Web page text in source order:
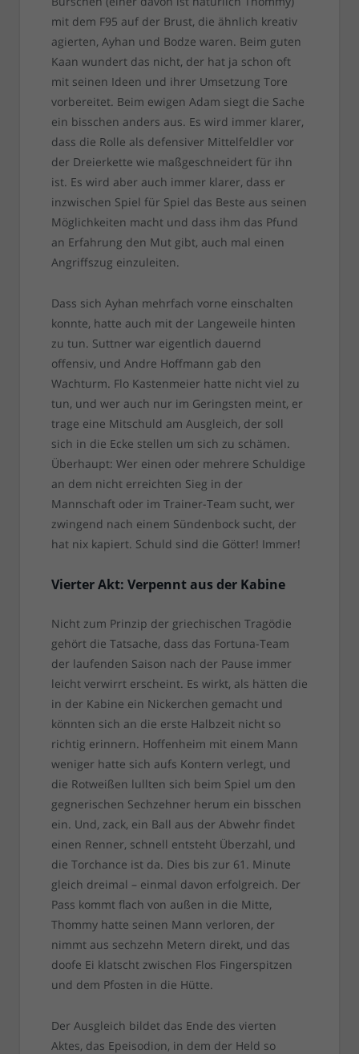
mit dem F95 auf der Brust, die ähnlich kreativ
agierten, Ayhan und Bodze waren. Beim guten
Kaan wundert das nicht, der hat ja schon oft
mit seinen Ideen und ihrer Umsetzung Tore
vorbereitet. Beim ewigen Adam siegt die Sache
ein bisschen anders aus. Es wird immer klarer,
dass die Rolle als defensiver Mittelfeldler vor
der Dreierkette wie maßgeschneidert für ihn
ist. Es wird aber auch immer klarer, dass er
inzwischen Spiel für Spiel das Beste aus seinen
Möglichkeiten macht und dass ihm das Pfund
an Erfahrung den Mut gibt, auch mal einen
Angriffszug einzuleiten.
Dass sich Ayhan mehrfach vorne einschalten
konnte, hatte auch mit der Langeweile hinten
zu tun. Suttner war eigentlich dauernd
offensiv, und Andre Hoffmann gab den
Wachturm. Flo Kastenmeier hatte nicht viel zu
tun, und wer auch nur im Geringsten meint, er
trage eine Mitschuld am Ausgleich, der soll
sich in die Ecke stellen um sich zu schämen.
Überhaupt: Wer einen oder mehrere Schuldige
an dem nicht erreichten Sieg in der
Mannschaft oder im Trainer-Team sucht, wer
zwingend nach einem Sündenbock sucht, der
hat nix kapiert. Schuld sind die Götter! Immer!
Vierter Akt: Verpennt aus der Kabine
Nicht zum Prinzip der griechischen Tragödie
gehört die Tatsache, dass das Fortuna-Team
der laufenden Saison nach der Pause immer
leicht verwirrt erscheint. Es wirkt, als hätten die
in der Kabine ein Nickerchen gemacht und
könnten sich an die erste Halbzeit nicht so
richtig erinnern. Hoffenheim mit einem Mann
weniger hatte sich aufs Kontern verlegt, und
die Rotweißen lullten sich beim Spiel um den
gegnerischen Sechzehner herum ein bisschen
ein. Und, zack, ein Ball aus der Abwehr findet
einen Renner, schnell entsteht Überzahl, und
die Torchance ist da. Dies bis zur 61. Minute
gleich dreimal – einmal davon erfolgreich. Der
Pass kommt flach von außen in die Mitte,
Thommy hatte seinen Mann verloren, der
nimmt aus sechzehn Metern direkt, und das
doofe Ei klatscht zwischen Flos Fingerspitzen
und dem Pfosten in die Hütte.
Der Ausgleich bildet das Ende des vierten
Aktes, das Epeisodion, in dem der Held so